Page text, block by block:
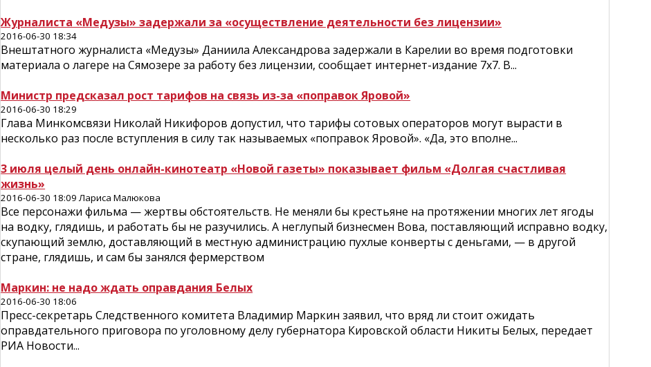
Журналиста «Медузы» задержали за «осуществление деятельности без лицензии»
2016-06-30 18:34
Внештатного журналиста «Медузы» Даниила Александрова задержали в Карелии во время подготовки
материала о лагере на Сямозере за работу без лицензии, сообщает интернет-издание 7х7. В...
Министр предсказал рост тарифов на связь из-за «поправок Яровой»
2016-06-30 18:29
Глава Минкомсвязи Николай Никифоров допустил, что тарифы сотовых операторов могут вырасти в
несколько раз после вступления в силу так называемых «поправок Яровой». «Да, это вполне...
3 июля целый день онлайн-кинотеатр «Новой газеты» показывает фильм «Долгая счастливая
жизнь»
2016-06-30 18:09 Лариса Малюкова
Все персонажи фильма — жертвы обстоятельств. Не меняли бы крестьяне на протяжении многих лет ягоды
на водку, глядишь, и работать бы не разучились. А неглупый бизнесмен Вова, поставляющий исправно водку,
скупающий землю, доставляющий в местную администрацию пухлые конверты с деньгами, — в другой
стране, глядишь, и сам бы занялся фермерством
Маркин: не надо ждать оправдания Белых
2016-06-30 18:06
Пресс-секретарь Следственного комитета Владимир Маркин заявил, что вряд ли стоит ожидать
оправдательного приговора по уголовному делу губернатора Кировской области Никиты Белых, передает
РИА Новости...